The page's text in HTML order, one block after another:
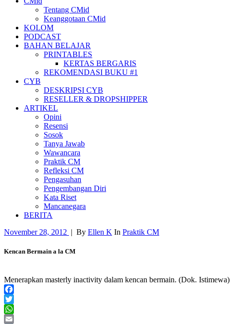
Tentang CMid
Keanggotaan CMid
KOLOM
PODCAST
BAHAN BELAJAR
PRINTABLES
KERTAS BERGARIS
REKOMENDASI BUKU #1
CYB
DESKRIPSI CYB
RESELLER & DROPSHIPPER
ARTIKEL
Opini
Resensi
Sosok
Tanya Jawab
Wawancara
Praktik CM
Refleksi CM
Pengasuhan
Pengembangan Diri
Kata Riset
Mancanegara
BERITA
November 28, 2012 | By Ellen K In Praktik CM
Kencan Bermain a la CM
Menerapkan masterly inactivity dalam kencan bermain. (Dok. Istimewa)
Facebook
Twitter
WhatsApp